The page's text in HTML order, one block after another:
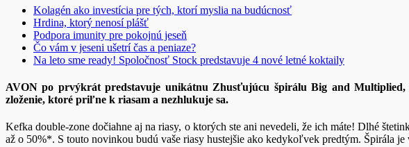
Kolagén ako investícia pre tých, ktorí myslia na budúcnosť
Hrdina, ktorý nenosí plášť
Podpora imunity pre pokojnú jeseň
Čo vám v jeseni ušetrí čas a peniaze?
Na leto sme ready! Spoločnosť Stock predstavuje 4 nové letné koktaily
AVON po prvýkrát predstavuje unikátnu Zhusťujúcu špirálu Big and Multiplied,
zloženie, ktoré priľne k riasam a nezhlukuje sa.
Kefka double-zone dočiahne aj na riasy, o ktorých ste ani nevedeli, že ich máte! Dlhé
až o 50%*. S touto novinkou budú vaše riasy hustejšie ako kedykoľvek predtým. Špirála